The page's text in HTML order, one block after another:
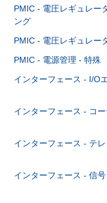
PMIC - 電圧レギュレー
ング
PMIC - 電圧レギュレー
PMIC - 電源管理 - 特殊
インターフェース - I/O
インターフェース - コー
インターフェース - テ
インターフェース - 信